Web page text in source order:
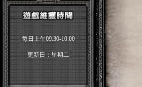
每日上午09:30-10:00
更新日：星期二